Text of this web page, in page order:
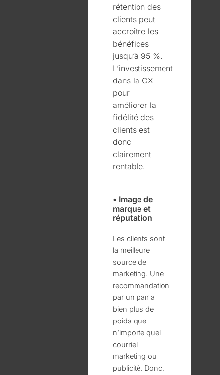
rétention des
clients peut
accroître les
bénéfices
jusqu’à 95 %.
L’investissement
dans la CX
pour
améliorer la
fidélité des
clients est
donc
clairement
rentable.
• Image de
marque et
réputation
Les clients sont
la meilleure
source de
marketing. Une
recommandation
par un pair a
bien plus de
poids que
n’importe quel
courriel
marketing ou
publicité. Donc,